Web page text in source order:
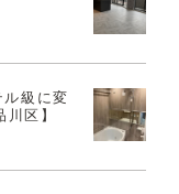
ル級に変
区】